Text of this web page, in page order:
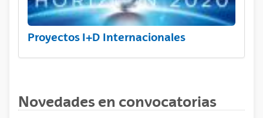
Proyectos I+D Internacionales
Novedades en convocatorias